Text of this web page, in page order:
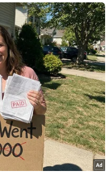
kịch bản giá
hiệu căng thẳng
vọng tăng trưởng
là hai nhân tố có
giới.